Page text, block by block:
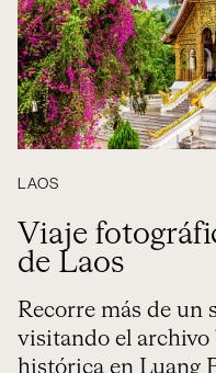
LAOS
Viaje
de Laos
Recorre más de un
visitando el
histórica en Luang